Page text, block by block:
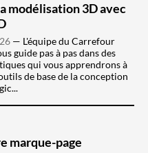
modélisation 3D avec
L'équipe du Carrefour
guide pas à pas dans des
qui vous apprendrons à
de base de la conception
marque-page